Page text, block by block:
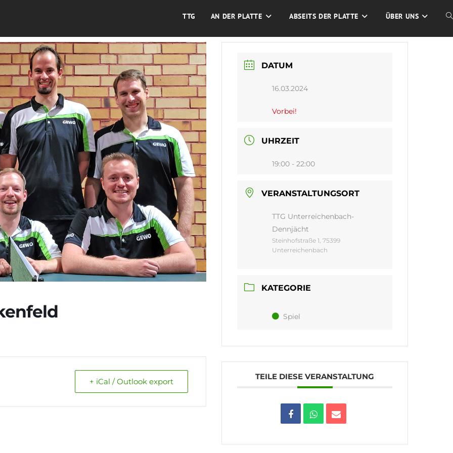
TTG AN DER PLATTE ABSEITS DER PLATTE ÜBER UNS
+ iCal / Outlook export
DATUM
16.03.2024
Vorbei!
UHRZEIT
19:00 - 22:00
VERANSTALTUNGSORT
TTG Unterreichenbach-
Dennjächt
Steinhofstraße 1, 75399
Unterreichenbach
KATEGORIE
Spiel
TEILE DIESE VERANSTALTUNG